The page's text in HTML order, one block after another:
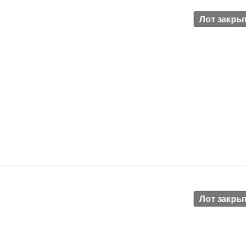
Лот
Лот